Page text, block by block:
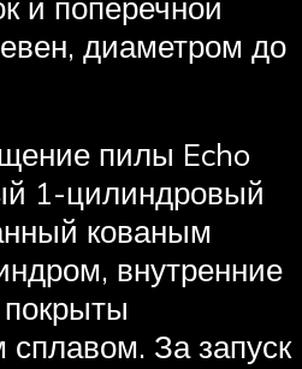
диаметром до
пилы Echo
1-цилиндровый
кованым
внутренние
покрыты
За запуск